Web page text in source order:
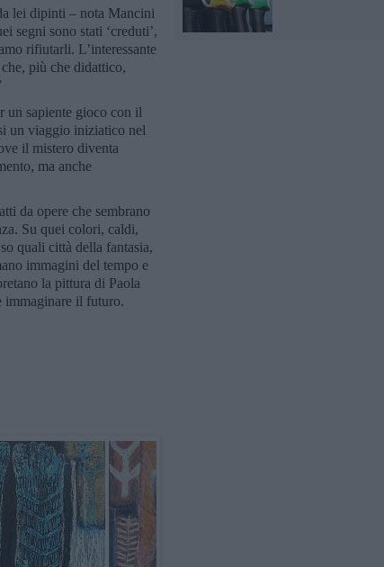
lei dipinti – nota Mancini
segni sono stati ‘creduti’,
rifiutarli. L’interessante
più che didattico,
un sapiente gioco con il
un viaggio iniziatico nel
il mistero diventa
ma anche
da opere che sembrano
Su quei colori, caldi,
quali città della fantasia,
immagini del tempo e
la pittura di Paola
immaginare il futuro.